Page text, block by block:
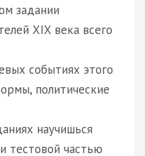
задании
XIX века всего
событиях этого
политические
научишься
тестовой частью